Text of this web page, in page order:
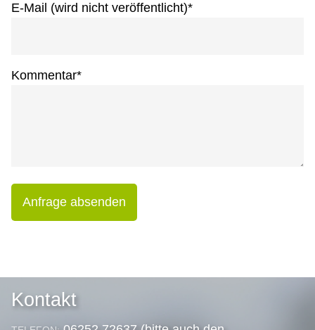
E-Mail (wird nicht veröffentlicht)*
Kommentar*
Anfrage absenden
Kontakt